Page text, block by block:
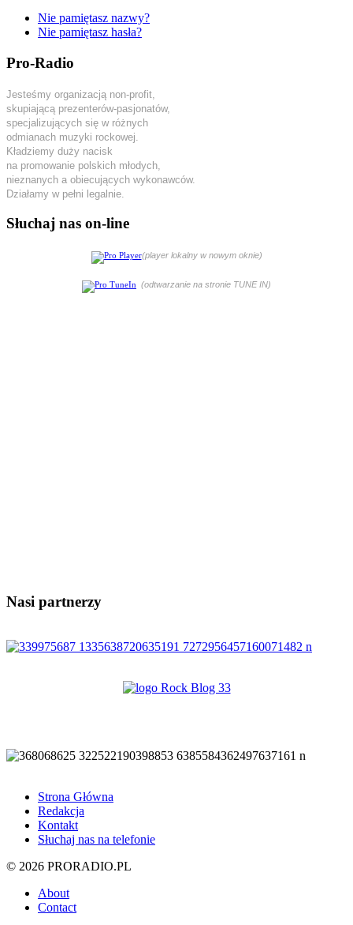
Nie pamiętasz nazwy?
Nie pamiętasz hasła?
Pro-Radio
Jesteśmy organizacją non-profit,
skupiającą prezenterów-pasjonatów,
specjalizujących się w różnych
odmianach muzyki rockowej.
Kładziemy duży nacisk
na promowanie polskich młodych,
nieznanych a obiecujących wykonawców.
Działamy w pełni legalnie.
Słuchaj nas on-line
(player lokalny w nowym oknie)
(odtwarzanie na stronie TUNE IN)
Nasi partnerzy
Strona Główna
Redakcja
Kontakt
Słuchaj nas na telefonie
© 2026 PRORADIO.PL
About
Contact